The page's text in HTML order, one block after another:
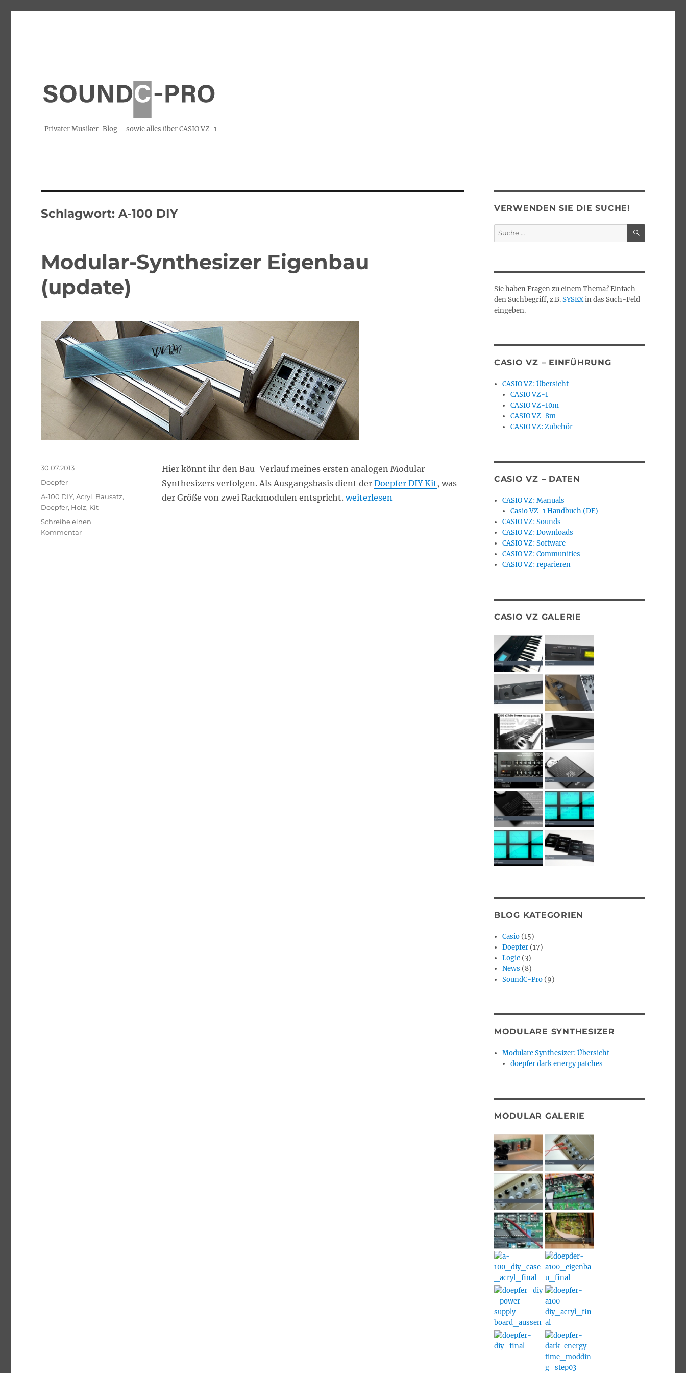
Privater Musiker-Blog – sowie alles über CASIO VZ-1
Schlagwort:A-100 DIY
Modular-Synthesizer Eigenbau
(update)
Hier könnt ihr den Bau-Verlauf meines ersten analogen Modular-
Synthesizers verfolgen. Als Ausgangsbasis dient der Doepfer DIY Kit, was
der Größe von zwei Rackmodulen entspricht.„Modular-Synthesizer Eigenbau (update)“
weiterlesen
Veröffentlicht
30.07.2013
Kategorien
Doepfer
Schlagwörter
A-100 DIY,Acryl, Bausatz,
Doepfer, Holz, Kit
Schreibe einen
Kommentarzu
VERWENDEN SIE DIE SUCHE!
Suche
nach:
SUCHEN
Sie haben Fragen zu einem Thema? Einfach
den Suchbegriff, z.B.SYSEXin das Such-Feld
eingeben.
CASIO VZ – EINFÜHRUNG
CASIO VZ: Übersicht
CASIO VZ-1
CASIO VZ-10m
CASIO VZ-8m
CASIO VZ: Zubehör
CASIO VZ – DATEN
CASIO VZ: Manuals
Casio VZ-1 Handbuch (DE)
CASIO VZ: Sounds
CASIO VZ: Downloads
CASIO VZ: Software
CASIO VZ: Communities
CASIO VZ: reparieren
CASIO VZ GALERIE
BLOG KATEGORIEN
Casio (15)
Doepfer (17)
Logic (3)
News (8)
SoundC-Pro (9)
MODULARE SYNTHESIZER
Modulare Synthesizer: Übersicht
doepfer dark energy patches
MODULAR GALERIE